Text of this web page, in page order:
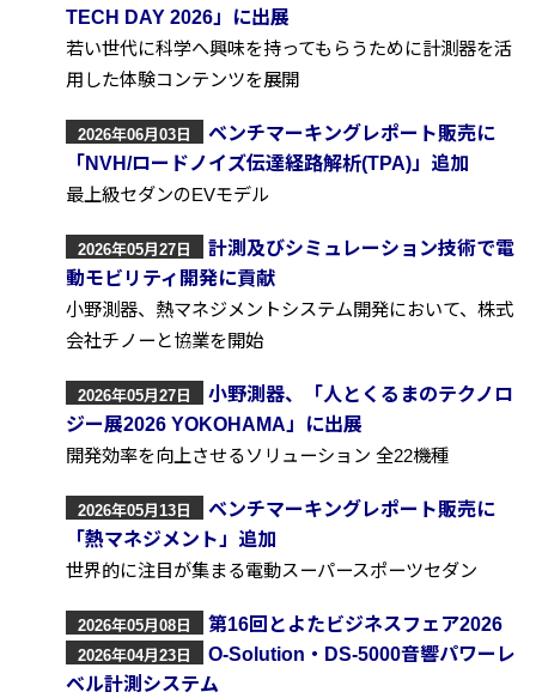
TECH DAY 2026」に出展
若い世代に科学へ興味を持ってもらうために計測器を活
用した体験コンテンツを展開
2026年06月03日
ベンチマーキングレポート販売に
「NVH/ロードノイズ伝達経路解析(TPA)」追加
最上級セダンのEVモデル
2026年05月27日
計測及びシミュレーション技術で電
動モビリティ開発に貢献
小野測器、熱マネジメントシステム開発において、株式
会社チノーと協業を開始
2026年05月27日
小野測器、「人とくるまのテクノロ
ジー展2026 YOKOHAMA」に出展
開発効率を向上させるソリューション 全22機種
2026年05月13日
ベンチマーキングレポート販売に
「熱マネジメント」追加
世界的に注目が集まる電動スーパースポーツセダン
2026年05月08日 第16回とよたビジネスフェア2026
2026年04月23日
O-Solution・DS-5000音響パワーレ
ベル計測システム